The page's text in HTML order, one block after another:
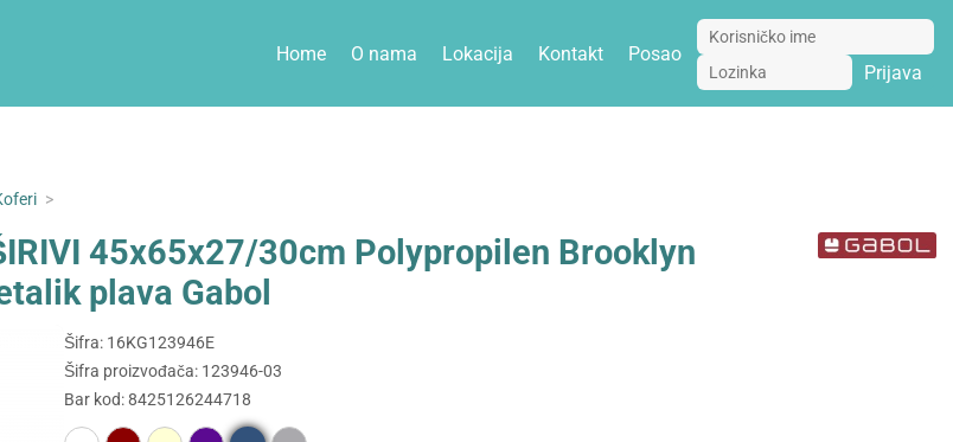
Home O nama Lokacija Kontakt
Posao
Prijava
>
45x65x27/30cm Polypropilen Brooklyn
plava Gabol
Šifra: 16KG123946E
Šifra proizvođača: 123946-03
Bar kod: 8425126244718